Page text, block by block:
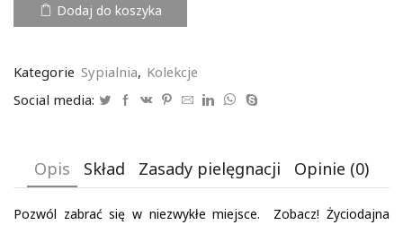
Dodaj do koszyka
Kategorie Sypialnia, Kolekcje
Social media:
Opis Skład Zasady pielęgnacji Opinie (0)
Pozwól zabrać się w niezwykłe miejsce. Zobacz! Życiodajna